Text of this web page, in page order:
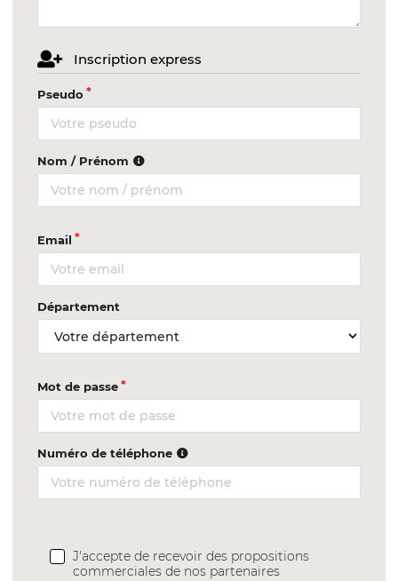
Inscription express
Pseudo
Nom / Prénom
Email
Département
Mot de passe
Numéro de téléphone
J'accepte de recevoir des propositions
commerciales de nos partenaires